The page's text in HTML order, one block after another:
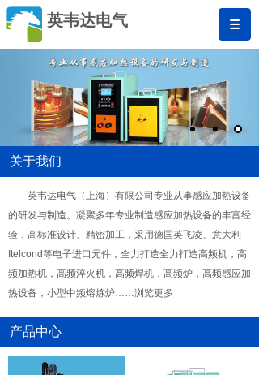
英韦达电气
关于我们
英韦达电气（上海）有限公司专业从事感应加热设备
的研发与制造。凝聚多年专业制造感应加热设备的丰富经
验，高标准设计、精密加工，采用德国英飞凌、意大利
Itelcond等电子进口元件，全力打造全力打造高频机，高
频加热机，高频淬火机，高频焊机，高频炉，高频感应加
热设备，小型中频熔炼炉……浏览更多
产品中心